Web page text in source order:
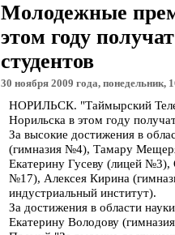
Молодежные
этом году
студентов
30 ноября 2009 года, понедельник,
НОРИЛЬСК. "Таймырский
Норильска в этом году
За высокие достижения в
(гимназия №4), Тамару
Екатерину Гусеву (лицей
№17), Алексея Кирина
индустриальный институт).
За достижения в области
Екатерину Володову